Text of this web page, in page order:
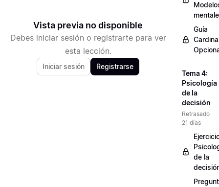
Vista previa no disponible
Debes iniciar sesión o registrarte para ver
esta lección.
Iniciar sesión Registrarse
Guía
Tema 4:
Psicología
de la
decisión
Retrasado
21 días
de la